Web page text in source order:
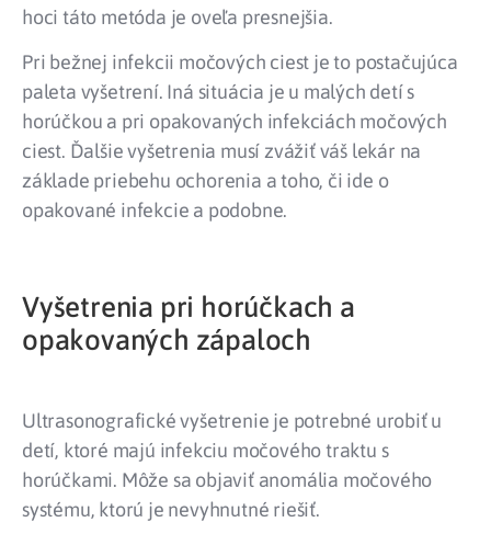
hoci táto metóda je oveľa presnejšia.
Pri bežnej infekcii močových ciest je to postačujúca
paleta vyšetrení. Iná situácia je u malých detí s
horúčkou a pri opakovaných infekciách močových
ciest. Ďalšie vyšetrenia musí zvážiť váš lekár na
základe priebehu ochorenia a toho, či ide o
opakované infekcie a podobne.
Vyšetrenia pri horúčkach a
opakovaných zápaloch
Ultrasonografické vyšetrenie je potrebné urobiť u
detí, ktoré majú infekciu močového traktu s
horúčkami. Môže sa objaviť anomália močového
systému, ktorú je nevyhnutné riešiť.